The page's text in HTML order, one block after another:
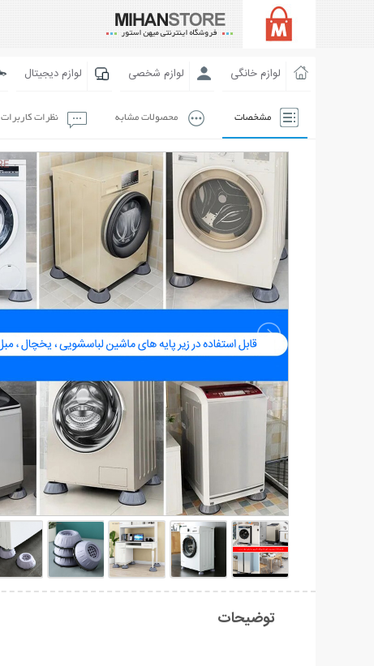
لوازم خانگی لوازم شخصی لوازم دیجیتال
مشخصات محصولات مشابه نظرات کاربرات
توضیحات